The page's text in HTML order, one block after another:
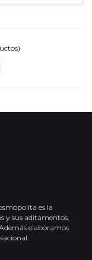
es la
y sus aditamentos,
elaboramos